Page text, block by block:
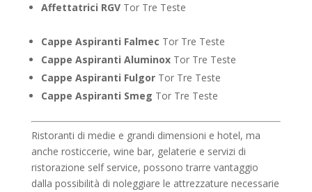
Affettatrici RGVTor Tre Teste
Cappe Aspiranti Falmec Tor Tre Teste
Cappe Aspiranti AluminoxTor Tre Teste
Cappe Aspiranti FulgorTor Tre Teste
Cappe Aspiranti Smeg Tor Tre Teste
Ristoranti di medie e grandi dimensioni e hotel, ma
anche rosticcerie, wine bar, gelaterie e servizi di
ristorazione self service, possono trarre vantaggio
dalla possibilità di noleggiare le attrezzature necessarie